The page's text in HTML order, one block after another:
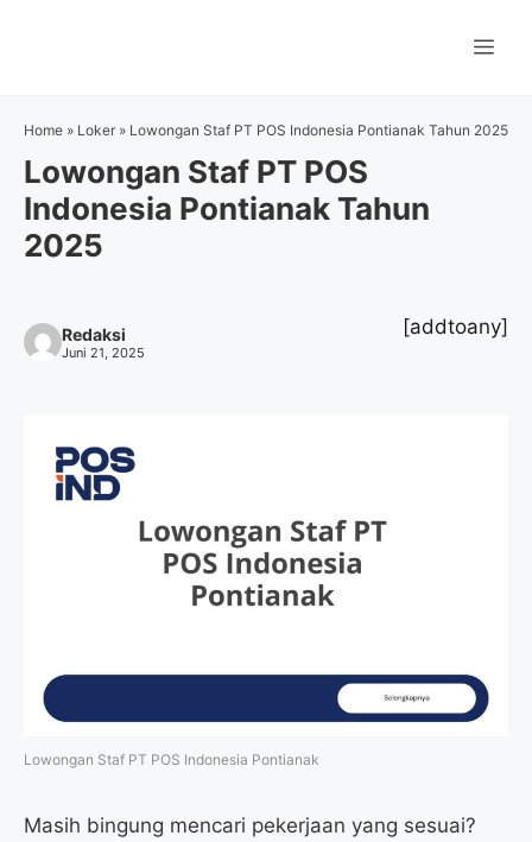
Home » Loker » Lowongan Staf PT POS Indonesia Pontianak Tahun 2025
Lowongan Staf PT POS
Indonesia Pontianak Tahun
2025
Redaksi
Juni 21, 2025
[addtoany]
Lowongan Staf PT POS Indonesia Pontianak
Masih bingung mencari pekerjaan yang sesuai?